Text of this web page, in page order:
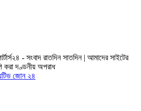
- সংবাদ রাতদিন সাতদিন | আমাদের সাইটের
করা দণ্ডনীয় অপরাধ
জোন ২৪